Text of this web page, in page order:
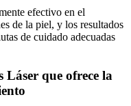
efectivo en el
de la piel, y los resultados
de cuidado adecuadas
Láser que ofrece la